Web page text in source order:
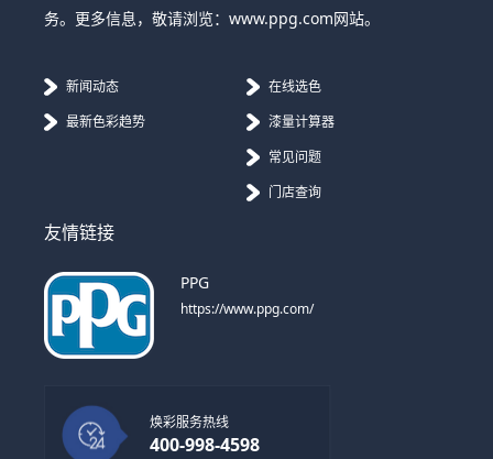
务。更多信息，敬请浏览：www.ppg.com网站。
新闻动态
最新色彩趋势
在线选色
漆量计算器
常见问题
门店查询
友情链接
PPG
https://www.ppg.com/
焕彩服务热线
400-998-4598